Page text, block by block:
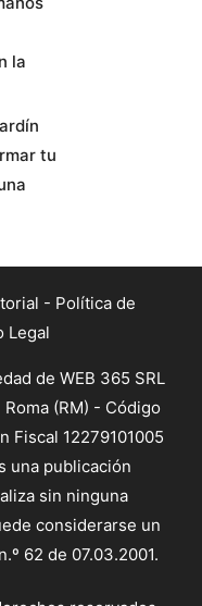
la
tu
- Política de
Legal
de WEB 365 SRL
(RM) - Código
Fiscal 12279101005
una publicación
sin ninguna
considerarse un
62 de 07.03.2001.